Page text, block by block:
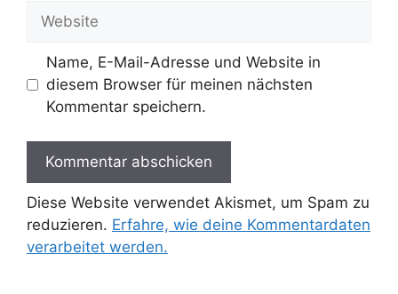
Website
Name, E-Mail-Adresse und Website in
diesem Browser für meinen nächsten
Kommentar speichern.
Diese Website verwendet Akismet, um Spam zu
reduzieren. Erfahre, wie deine Kommentardaten
verarbeitet werden.